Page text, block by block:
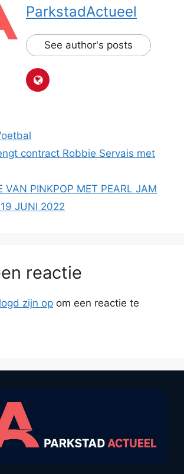
ParkstadActueel
See author's posts
contract Robbie Servais met
VAN PINKPOP MET PEARL JAM
JUNI 2022
reactie
zijn op om een reactie te